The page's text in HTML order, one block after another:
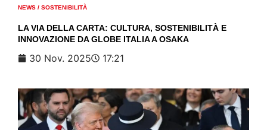
NEWS / SOSTENIBILITÀ
LA VIA DELLA CARTA: CULTURA, SOSTENIBILITÀ E
INNOVAZIONE DA GLOBE ITALIA A OSAKA
30 Nov. 2025 17:21